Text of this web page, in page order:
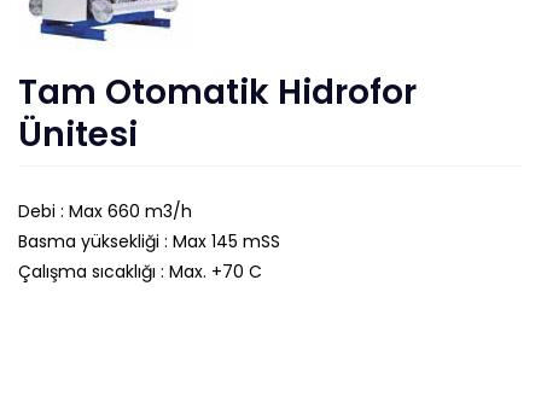
Tam Otomatik Hidrofor
Ünitesi
Debi : Max 660 m3/h
Basma yüksekliği : Max 145 mSS
Çalışma sıcaklığı : Max. +70 C